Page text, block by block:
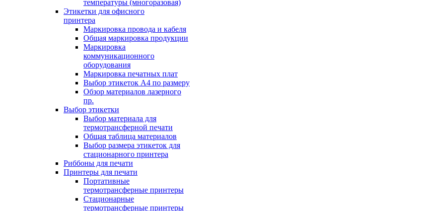
температуры (многоразовая)
Этикетки для офисного
принтера
Маркировка провода и кабеля
Общая маркировка продукции
Маркировка
коммуникационного
оборудования
Маркировка печатных плат
Выбор этикеток А4 по размеру
Обзор материалов лазерного
пр.
Выбор этикетки
Выбор материала для
термотрансферной печати
Общая таблица материалов
Выбор размера этикеток для
стационарного принтера
Риббоны для печати
Принтеры для печати
Портативные
термотрансферные принтеры
Стационарные
термотрансферные принтеры